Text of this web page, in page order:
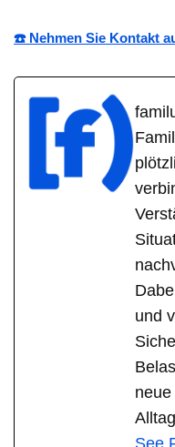
☎️ Nehmen Sie Kontakt
und
See